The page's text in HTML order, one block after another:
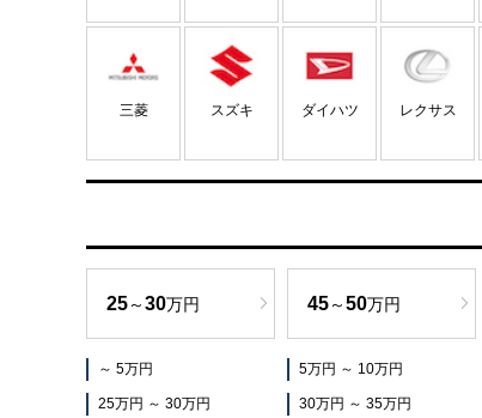
三菱 スズキ ダイハツ レクサス
25～30万円 45～50万円
～ 5万円 5万円 ～ 10万円
25万円 ～ 30万円 30万円 ～ 35万円